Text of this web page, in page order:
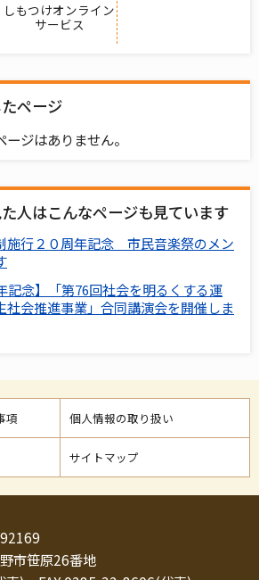
しもつけオンライン
サービス
ページ
ジはありません。
人はこんなページも見ています
施行２０周年記念 市民音楽祭のメン
記念】「第76回社会を明るくする運
社会推進事業」合同講演会を開催しま
項 個人情報の取り扱い
サイトマップ
市笹原26番地